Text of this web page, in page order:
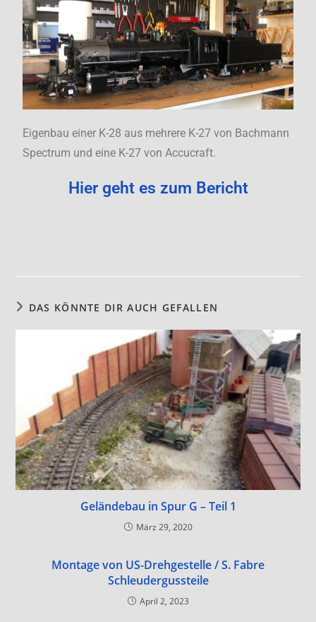
Eigenbau einer K-28 aus mehrere K-27 von Bachmann
Spectrum und eine K-27 von Accucraft.
Hier geht es zum Bericht
DAS KÖNNTE DIR AUCH GEFALLEN
Geländebau in Spur G – Teil 1
März 29, 2020
Montage von US-Drehgestelle / S. Fabre
Schleudergussteile
April 2, 2023